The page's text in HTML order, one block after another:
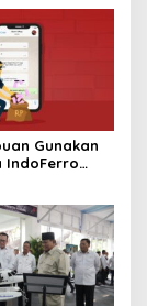
Gunakan
IndoFerro